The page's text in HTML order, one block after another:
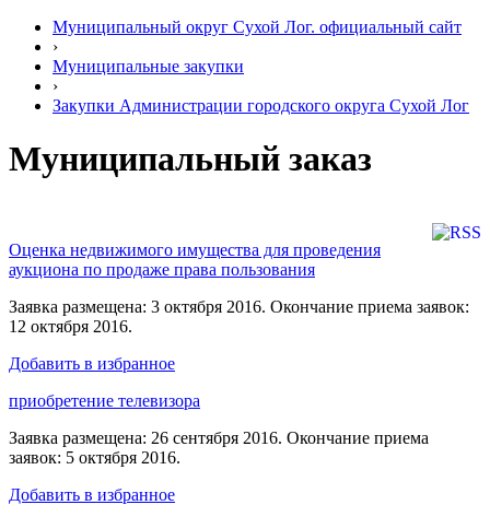
Муниципальный округ Сухой Лог. официальный сайт
›
Муниципальные закупки
›
Закупки Администрации городского округа Сухой Лог
Муниципальный заказ
Оценка недвижимого имущества для проведения
аукциона по продаже права пользования
Заявка размещена: 3 октября 2016. Окончание приема заявок:
12 октября 2016.
Добавить в избранное
приобретение телевизора
Заявка размещена: 26 сентября 2016. Окончание приема
заявок: 5 октября 2016.
Добавить в избранное